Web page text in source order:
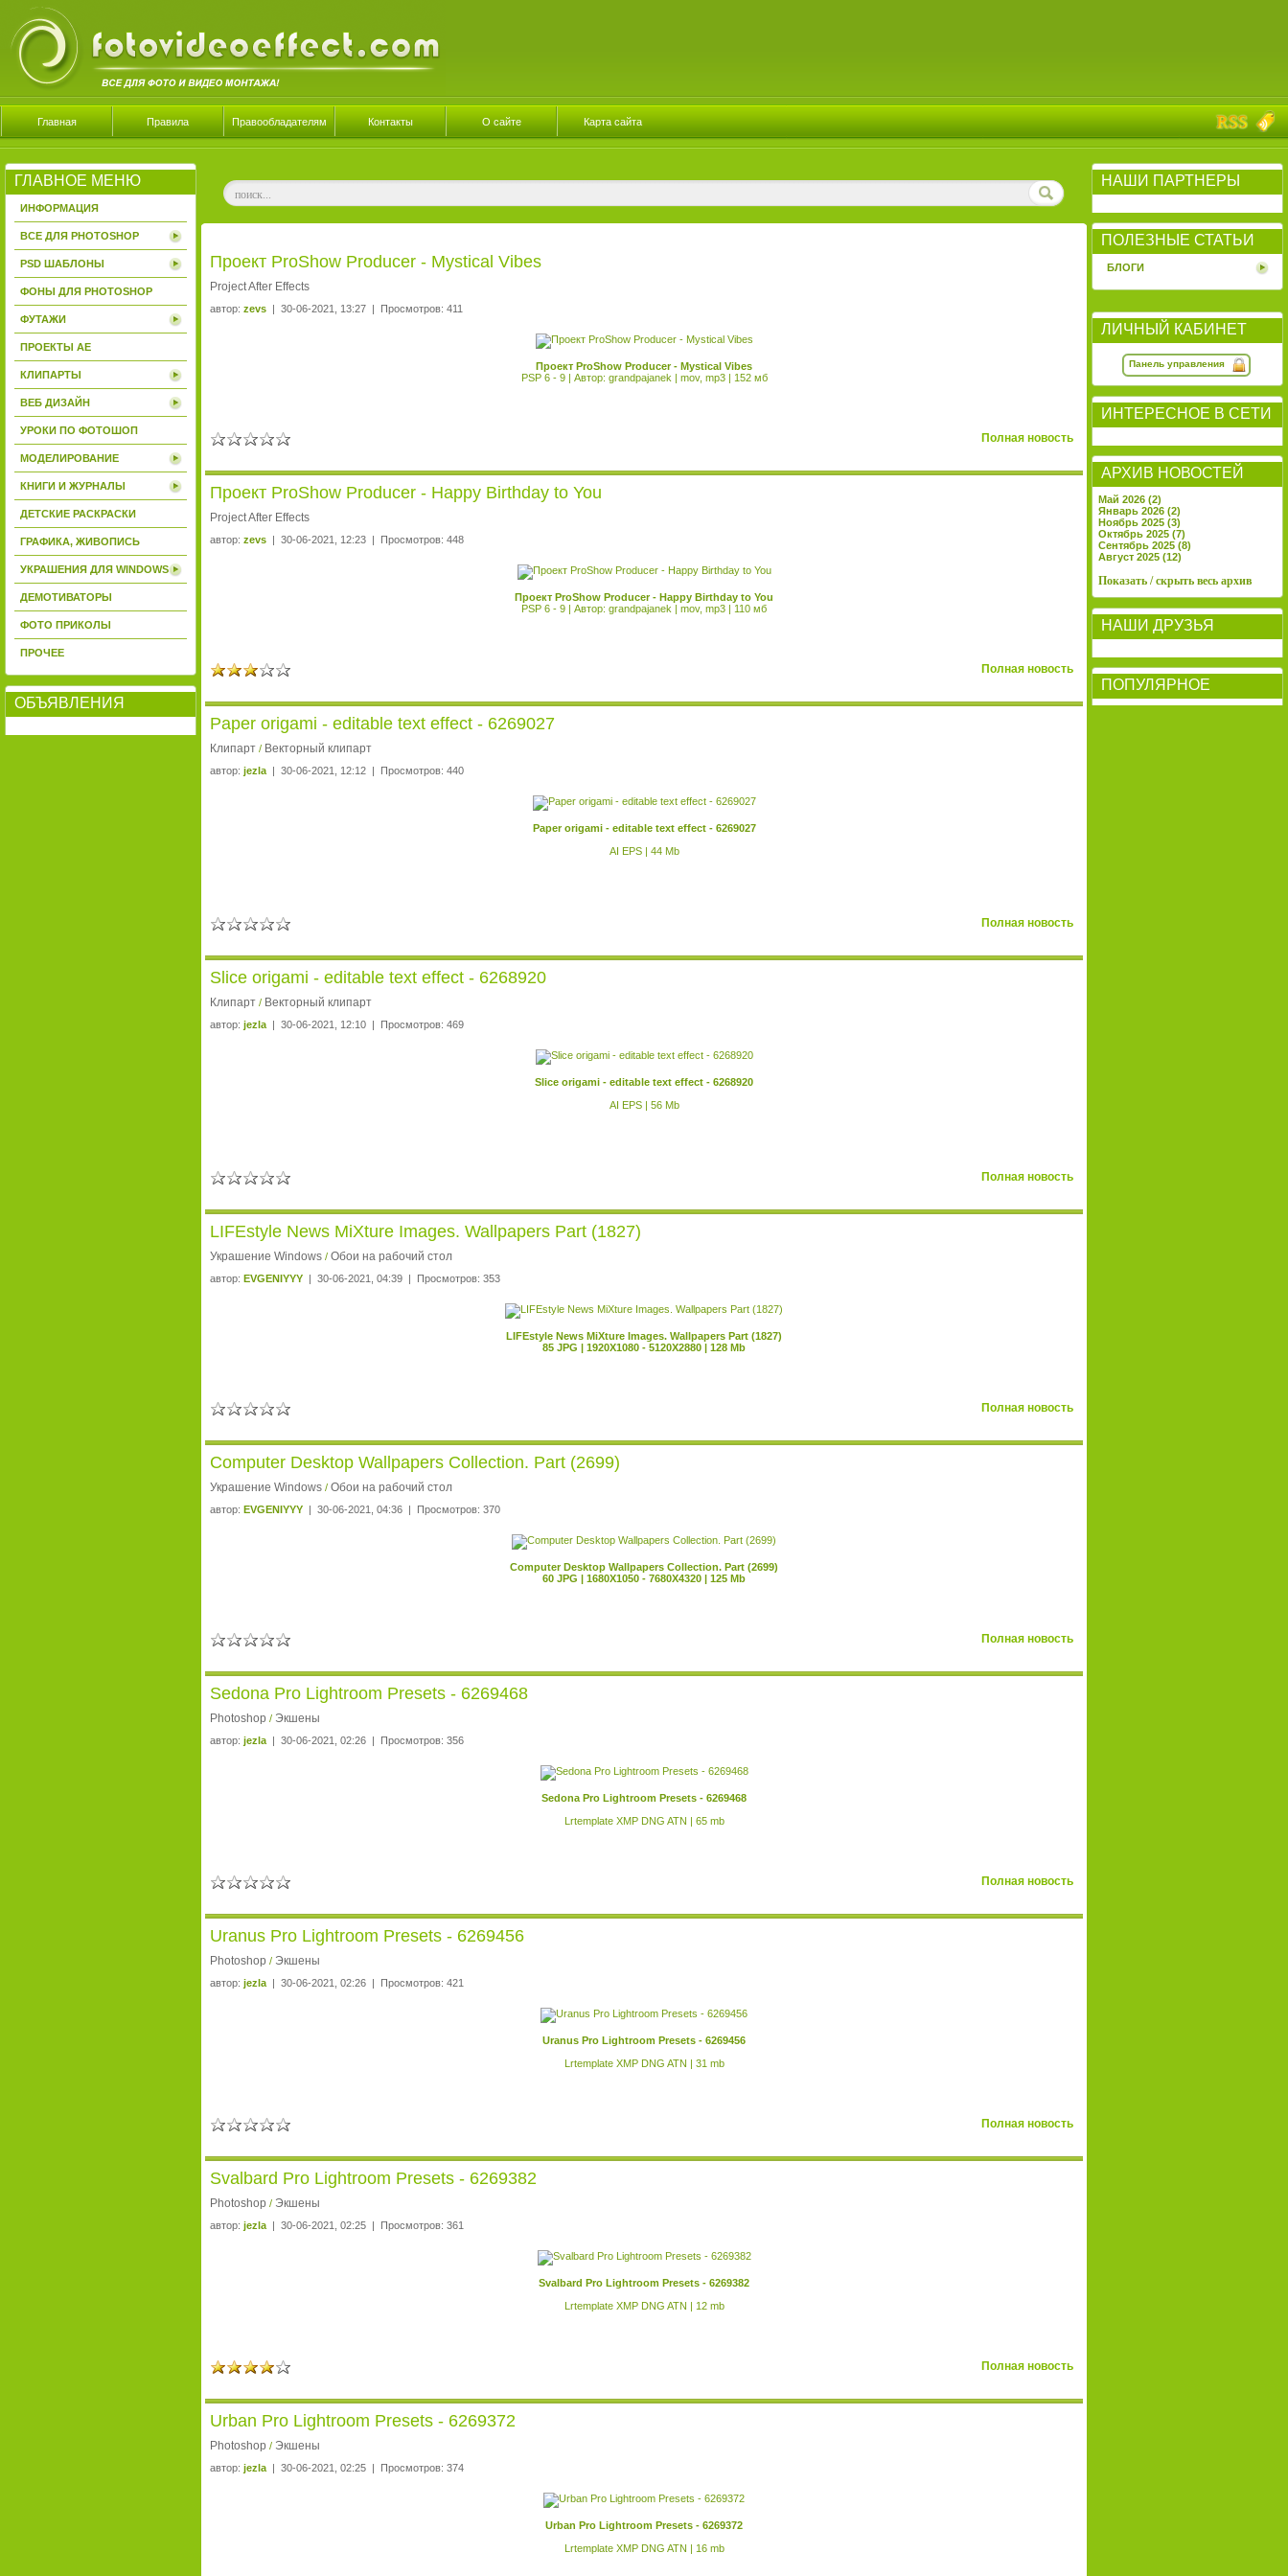
Главная Правила Правообладателям Контакты О сайте Карта сайта
ГЛАВНОЕ МЕНЮ
ИНФОРМАЦИЯ
ВСЕ ДЛЯ PHOTOSHOP
PSD ШАБЛОНЫ
ФОНЫ ДЛЯ PHOTOSHOP
ФУТАЖИ
ПРОЕКТЫ AE
КЛИПАРТЫ
ВЕБ ДИЗАЙН
УРОКИ ПО ФОТОШОП
МОДЕЛИРОВАНИЕ
КНИГИ И ЖУРНАЛЫ
ДЕТСКИЕ РАСКРАСКИ
ГРАФИКА, ЖИВОПИСЬ
УКРАШЕНИЯ ДЛЯ WINDOWS
ДЕМОТИВАТОРЫ
ФОТО ПРИКОЛЫ
ПРОЧЕЕ
ОБЪЯВЛЕНИЯ
Проект ProShow Producer - Mystical Vibes
Project After Effects
автор: zevs | 30-06-2021, 13:27 | Просмотров: 411
Проект ProShow Producer - Mystical Vibes
PSP 6 - 9 | Автор: grandpajanek | mov, mp3 | 152 мб
Полная новость
Проект ProShow Producer - Happy Birthday to You
Project After Effects
автор: zevs | 30-06-2021, 12:23 | Просмотров: 448
Проект ProShow Producer - Happy Birthday to You
PSP 6 - 9 | Автор: grandpajanek | mov, mp3 | 110 мб
Полная новость
Paper origami - editable text effect - 6269027
Клипарт / Векторный клипарт
автор: jezla | 30-06-2021, 12:12 | Просмотров: 440
Paper origami - editable text effect - 6269027
AI EPS | 44 Mb
Полная новость
Slice origami - editable text effect - 6268920
Клипарт / Векторный клипарт
автор: jezla | 30-06-2021, 12:10 | Просмотров: 469
Slice origami - editable text effect - 6268920
AI EPS | 56 Mb
Полная новость
LIFEstyle News MiXture Images. Wallpapers Part (1827)
Украшение Windows / Обои на рабочий стол
автор: EVGENIYYY | 30-06-2021, 04:39 | Просмотров: 353
LIFEstyle News MiXture Images. Wallpapers Part (1827)
85 JPG | 1920X1080 - 5120X2880 | 128 Mb
Полная новость
Computer Desktop Wallpapers Collection. Part (2699)
Украшение Windows / Обои на рабочий стол
автор: EVGENIYYY | 30-06-2021, 04:36 | Просмотров: 370
Computer Desktop Wallpapers Collection. Part (2699)
60 JPG | 1680X1050 - 7680X4320 | 125 Mb
Полная новость
Sedona Pro Lightroom Presets - 6269468
Photoshop / Экшены
автор: jezla | 30-06-2021, 02:26 | Просмотров: 356
Sedona Pro Lightroom Presets - 6269468
Lrtemplate XMP DNG ATN | 65 mb
Полная новость
Uranus Pro Lightroom Presets - 6269456
Photoshop / Экшены
автор: jezla | 30-06-2021, 02:26 | Просмотров: 421
Uranus Pro Lightroom Presets - 6269456
Lrtemplate XMP DNG ATN | 31 mb
Полная новость
Svalbard Pro Lightroom Presets - 6269382
Photoshop / Экшены
автор: jezla | 30-06-2021, 02:25 | Просмотров: 361
Svalbard Pro Lightroom Presets - 6269382
Lrtemplate XMP DNG ATN | 12 mb
Полная новость
Urban Pro Lightroom Presets - 6269372
Photoshop / Экшены
автор: jezla | 30-06-2021, 02:25 | Просмотров: 374
Urban Pro Lightroom Presets - 6269372
Lrtemplate XMP DNG ATN | 16 mb
НАШИ ПАРТНЕРЫ
ПОЛЕЗНЫЕ СТАТЬИ
БЛОГИ
ЛИЧНЫЙ КАБИНЕТ
Панель управления
ИНТЕРЕСНОЕ В СЕТИ
АРХИВ НОВОСТЕЙ
Май 2026 (2)
Январь 2026 (2)
Ноябрь 2025 (3)
Октябрь 2025 (7)
Сентябрь 2025 (8)
Август 2025 (12)
Показать / скрыть весь архив
НАШИ ДРУЗЬЯ
ПОПУЛЯРНОЕ